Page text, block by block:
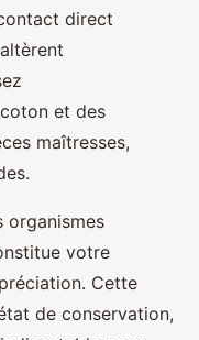
direct
et des
maîtresses,
organismes
votre
Cette
de conservation,